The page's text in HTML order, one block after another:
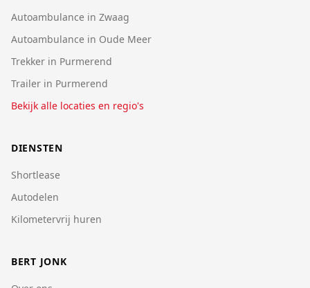
Autoambulance in Zwaag
Autoambulance in Oude Meer
Trekker in Purmerend
Trailer in Purmerend
Bekijk alle locaties en regio's
DIENSTEN
Shortlease
Autodelen
Kilometervrij huren
BERT JONK